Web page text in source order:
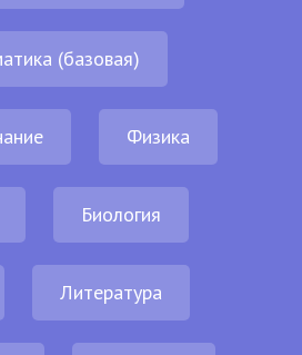
(базовая)
Физика
Биология
Литература